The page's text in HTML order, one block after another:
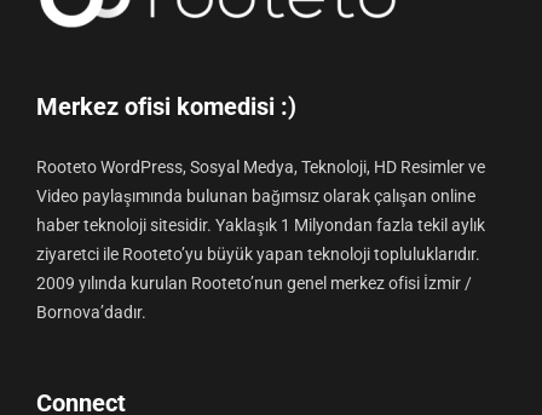
Merkez ofisi komedisi :)
Rooteto WordPress, Sosyal Medya, Teknoloji, HD Resimler ve
Video paylaşımında bulunan bağımsız olarak çalışan online
haber teknoloji sitesidir. Yaklaşık 1 Milyondan fazla tekil aylık
ziyaretci ile Rooteto’yu büyük yapan teknoloji topluluklarıdır.
2009 yılında kurulan Rooteto’nun genel merkez ofisi İzmir /
Bornova’dadır.
Connect